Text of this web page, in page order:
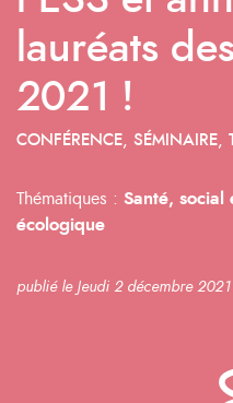
lauréats
2021 !
CONFÉRENCE, SÉMINAIRE,
Thématiques : Santé, social
écologique
publié le Jeudi 2 décembre 2021